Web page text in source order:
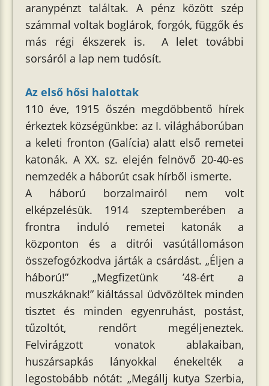
aranypénzt találtak. A pénz között szép
számmal voltak boglárok, forgók, függők és
más régi ékszerek is. A lelet további
sorsáról a lap nem tudósít.
Az első hősi halottak
110 éve, 1915 őszén megdöbbentő hírek
érkeztek községünkbe: az I. világháborúban
a keleti fronton (Galícia) alatt első remetei
katonák. A XX. sz. elején felnövő 20-40-es
nemzedék a háborút csak hírből ismerte.
A háború borzalmairól nem volt
elképzelésük. 1914 szeptemberében a
frontra induló remetei katonák a
központon és a ditrói vasútállomáson
összefogózkodva járták a csárdást. „Éljen a
háború!” „Megfizetünk ’48-ért a
muszkáknak!” kiáltással üdvözöltek minden
tisztet és minden egyenruhást, postást,
tűzoltót, rendőrt megéljeneztek.
Felvirágzott vonatok ablakaiban,
huszársapkás lányokkal énekelték a
legostobább nótát: „Megállj kutya Szerbia,